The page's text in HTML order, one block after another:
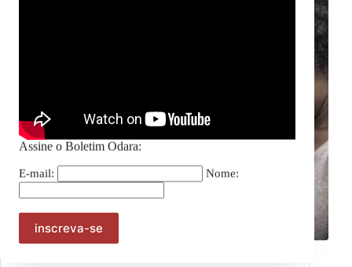
Assine o Boletim Odara:
E-mail: Nome:
Notícias